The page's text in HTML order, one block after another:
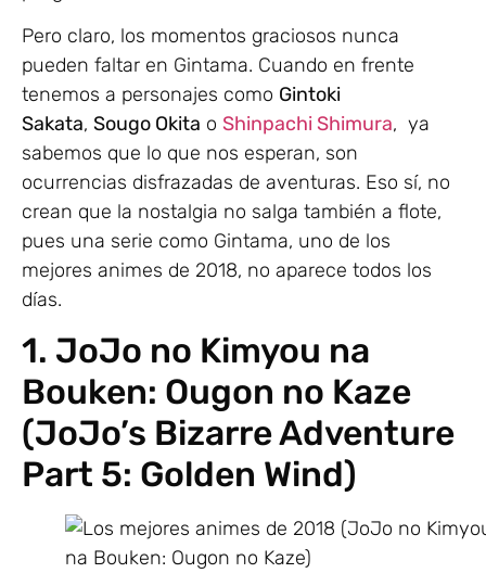
Pero claro, los momentos graciosos nunca
pueden faltar en Gintama. Cuando en frente
tenemos a personajes como Gintoki
Sakata, Sougo Okita o Shinpachi Shimura, ya
sabemos que lo que nos esperan, son
ocurrencias disfrazadas de aventuras. Eso sí, no
crean que la nostalgia no salga también a flote,
pues una serie como Gintama, uno de los
mejores animes de 2018, no aparece todos los
días.
1. JoJo no Kimyou na
Bouken: Ougon no Kaze
(JoJo’s Bizarre Adventure
Part 5: Golden Wind)